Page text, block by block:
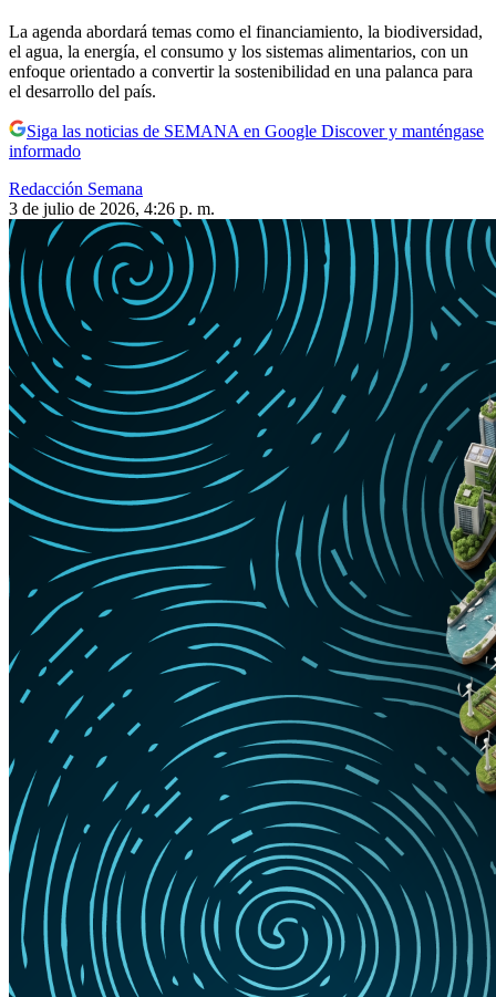
La agenda abordará temas como el financiamiento, la biodiversidad,
el agua, la energía, el consumo y los sistemas alimentarios, con un
enfoque orientado a convertir la sostenibilidad en una palanca para
el desarrollo del país.
Siga las noticias de SEMANA en Google Discover y manténgase
informado
Redacción Semana
3 de julio de 2026, 4:26 p. m.